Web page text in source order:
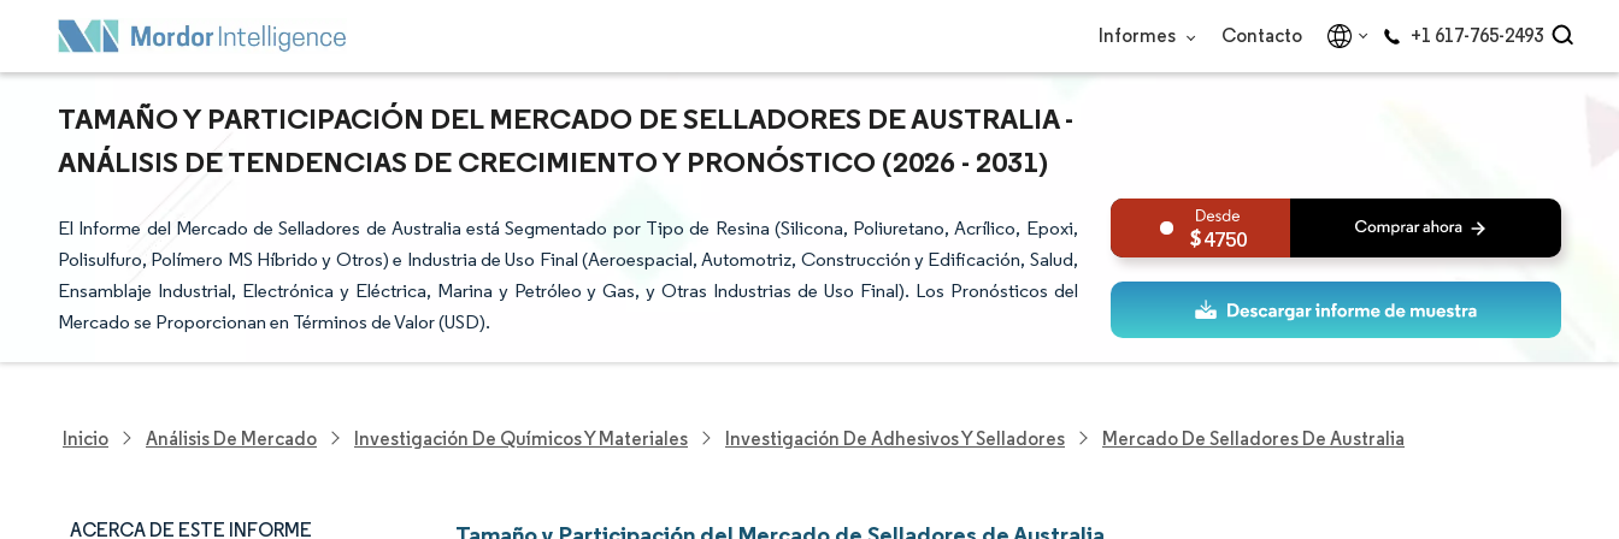
Informes Contacto +1 617-765-2493
TAMAÑO Y PARTICIPACIÓN DEL MERCADO DE SELLADORES DE AUSTRALIA -
ANÁLISIS DE TENDENCIAS DE CRECIMIENTO Y PRONÓSTICO (2026 - 2031)
El Informe del Mercado de Selladores de Australia está Segmentado por Tipo de Resina (Silicona, Poliuretano, Acrílico, Epoxi,
Polisulfuro, Polímero MS Híbrido y Otros) e Industria de Uso Final (Aeroespacial, Automotriz, Construcción y Edificación, Salud,
Ensamblaje Industrial, Electrónica y Eléctrica, Marina y Petróleo y Gas, y Otras Industrias de Uso Final). Los Pronósticos del
Mercado se Proporcionan en Términos de Valor (USD).
4750
Inicio Análisis De Mercado Investigación De Químicos Y Materiales Investigación De Adhesivos Y Selladores Mercado De Selladores De Australia
ACERCA DE ESTE INFORME